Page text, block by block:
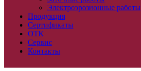
Электроэрозионные работы
Продукция
Сертификаты
ОТК
Сервис
Контакты